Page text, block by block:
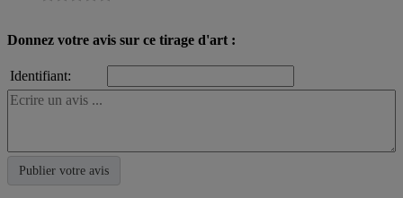
Donnez votre avis sur ce tirage d'art :
Identifiant: